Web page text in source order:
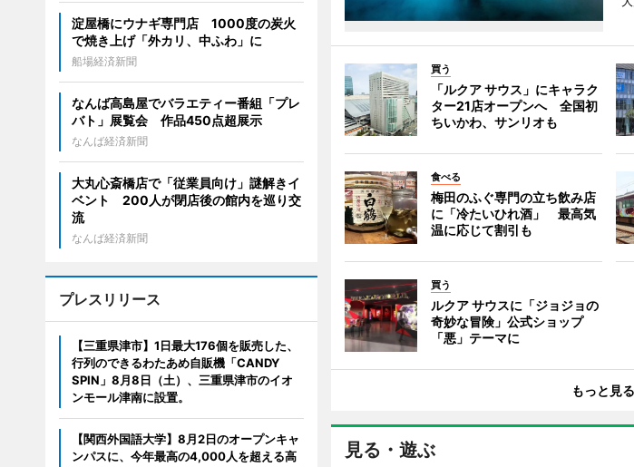
買う
「ルクア サウス」にキャラク
ター21店オープンへ 全国初
ちいかわ、サンリオも
食べる
梅田のふぐ専門の立ち飲み店
に「冷たいひれ酒」 最高気
温に応じて割引も
買う
ルクア サウスに「ジョジョの
奇妙な冒険」公式ショップ
「悪」テーマに
もっと見る
見る・遊ぶ
淀屋橋にウナギ専門店 1000度の炭火
で焼き上げ「外カリ、中ふわ」に
船場経済新聞
なんば高島屋でバラエティー番組「プレ
バト」展覧会 作品450点超展示
なんば経済新聞
大丸心斎橋店で「従業員向け」謎解きイ
ベント 200人が閉店後の館内を巡り交
流
なんば経済新聞
プレスリリース
【三重県津市】1日最大176個を販売した、
行列のできるわたあめ自販機「CANDY
SPIN」8月8日（土）、三重県津市のイオ
ンモール津南に設置。
【関西外国語大学】8月2日のオープンキャ
ンパスに、今年最高の4,000人を超える高